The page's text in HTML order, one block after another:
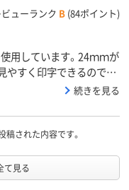
ビューランク B (84ポイント)
用しています。24ｍｍが
やすく印字できるので、
字すると黒いテープまで一
まう黒テープをゆっくり
続きを見る
稿された内容です。
て見る